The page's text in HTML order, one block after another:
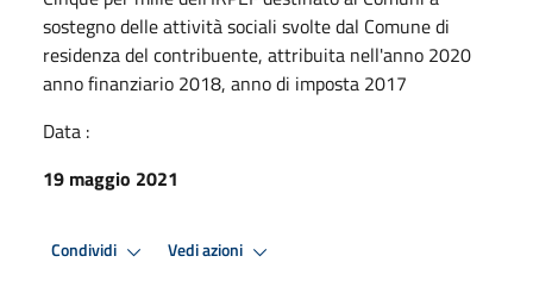
sostegno delle attività sociali svolte dal Comune di
residenza del contribuente, attribuita nell'anno 2020
anno finanziario 2018, anno di imposta 2017
Data :
19 maggio 2021
Condividi Vedi azioni